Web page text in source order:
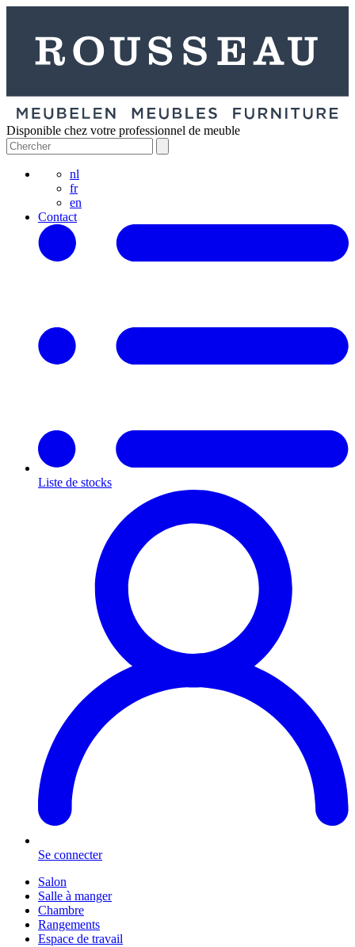
Disponible chez votre professionnel de meuble
nl
fr
en
Contact
Liste de stocks
Se connecter
Salon
Salle à manger
Chambre
Rangements
Espace de travail